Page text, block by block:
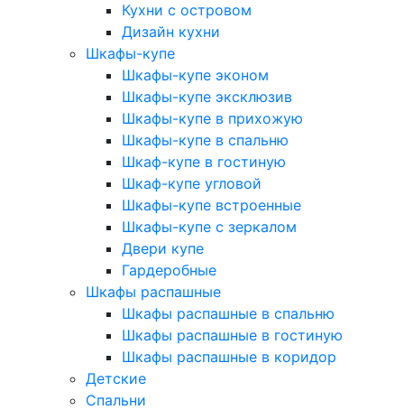
Кухни с островом
Дизайн кухни
Шкафы-купе
Шкафы-купе эконом
Шкафы-купе эксклюзив
Шкафы-купе в прихожую
Шкафы-купе в спальню
Шкаф-купе в гостиную
Шкаф-купе угловой
Шкафы-купе встроенные
Шкафы-купе с зеркалом
Двери купе
Гардеробные
Шкафы распашные
Шкафы распашные в спальню
Шкафы распашные в гостиную
Шкафы распашные в коридор
Детские
Спальни